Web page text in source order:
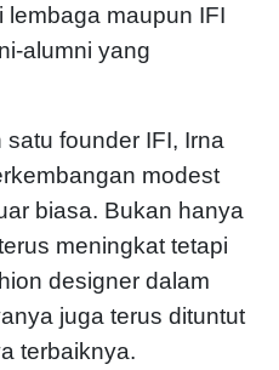
lembaga maupun IFI
alumni yang
founder IFI, Irna
modest
biasa. Bukan hanya
meningkat tetapi
designer dalam
juga terus dituntut
terbaiknya.